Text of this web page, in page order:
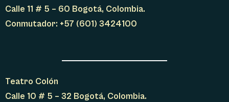
Calle 11 # 5 – 60 Bogotá, Colombia.
Conmutador: +57 (601) 3424100
Teatro Colón
Calle 10 # 5 – 32 Bogotá, Colombia.